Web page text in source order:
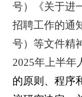
号）《关于进
招聘工作的通
号）等文件精
2025年上半年
的原则、程序